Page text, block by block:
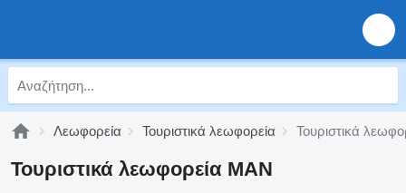
Λεωφορεία Τουριστικά λεωφορεία Τουριστικά
Τουριστικά λεωφορεία MAN